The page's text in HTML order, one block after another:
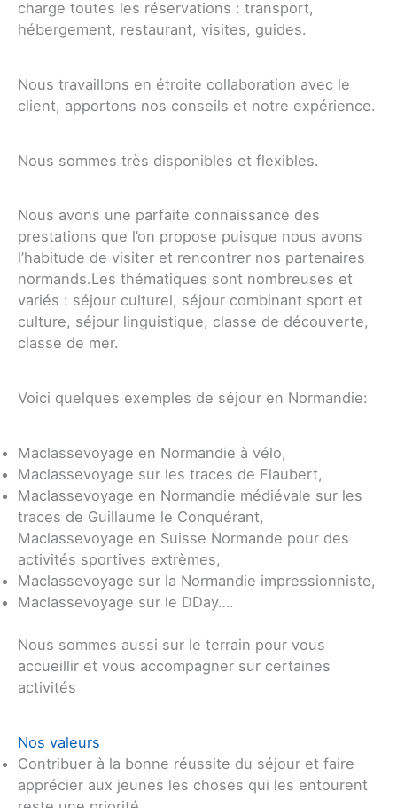
charge toutes les réservations : transport,
hébergement, restaurant, visites, guides.
Nous travaillons en étroite collaboration avec le
client, apportons nos conseils et notre expérience.
Nous sommes très disponibles et flexibles.
Nous avons une parfaite connaissance des
prestations que l’on propose puisque nous avons
l’habitude de visiter et rencontrer nos partenaires
normands.Les thématiques sont nombreuses et
variés : séjour culturel, séjour combinant sport et
culture, séjour linguistique, classe de découverte,
classe de mer.
Voici quelques exemples de séjour en Normandie:
Maclassevoyage en Normandie à vélo,
Maclassevoyage sur les traces de Flaubert,
Maclassevoyage en Normandie médiévale sur les
traces de Guillaume le Conquérant,
Maclassevoyage en Suisse Normande pour des
activités sportives extrèmes,
Maclassevoyage sur la Normandie impressionniste,
Maclassevoyage sur le DDay….
Nous sommes aussi sur le terrain pour vous
accueillir et vous accompagner sur certaines
activités
Nos valeurs
Contribuer à la bonne réussite du séjour et faire
apprécier aux jeunes les choses qui les entourent